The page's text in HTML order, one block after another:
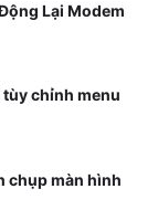
Lại Modem
chỉnh menu
chụp màn hình